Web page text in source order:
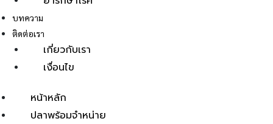
บทความ
ติดต่อเรา
เกี่ยวกับเรา
เงื่อนไข
หน้าหลัก
ปลาพร้อมจำหน่าย